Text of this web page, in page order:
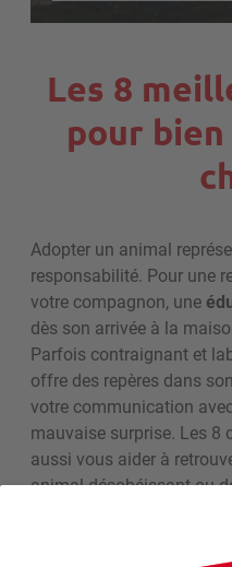
Les 8
pour
Adopter un animal
responsabilité. Pour une
votre compagnon, une
dès son arrivée à la
Parfois contraignant et
offre des repères dans
votre communication
mauvaise surprise. Les 8
aussi vous aider à
animal désobéissant ou